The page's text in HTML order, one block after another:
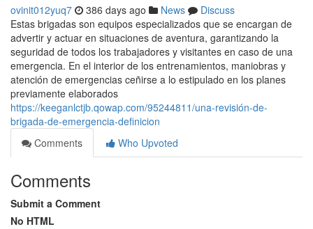
ovinit012yuq7 386 days ago News
Discuss
Estas brigadas son equipos especializados que se encargan de
advertir y actuar en situaciones de aventura, garantizando la
seguridad de todos los trabajadores y visitantes en caso de una
emergencia. En el interior de los entrenamientos, maniobras y
atención de emergencias ceñirse a lo estipulado en los planes
previamente elaborados
https://keeganlctjb.qowap.com/95244811/una-revisión-de-
brigada-de-emergencia-definicion
Comments
Who Upvoted
Comments
Submit a Comment
No HTML